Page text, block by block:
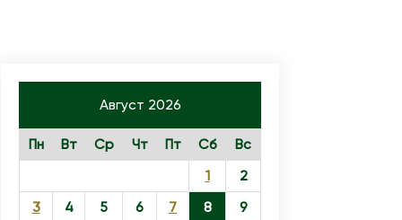
Август 2026
Пн Вт Ср Чт Пт Сб
Вс
1
2
3
4 5 6 7 8
9